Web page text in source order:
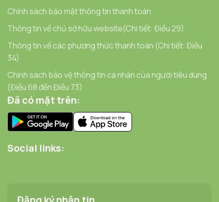
Chính sách bảo mật thông tin thanh toán.
Thông tin về chủ sở hữu website(Chi tiết: Điều 29)
Thông tin về các phương thức thanh toán (Chi tiết: Điều
34)
Chính sách bảo vệ thông tin cá nhân của người tiêu dùng
(Điều 68 đến Điều 73)
Đã có mặt trên:
Social links: